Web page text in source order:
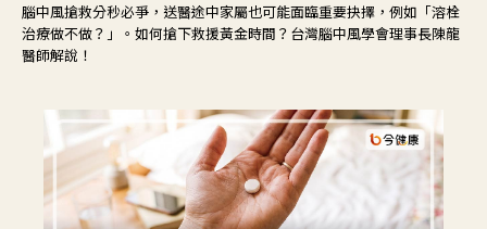
腦中風搶救分秒必爭，送醫途中家屬也可能面臨重要抉擇，例如「溶栓
治療做不做？」。如何搶下救援黃金時間？台灣腦中風學會理事長陳龍
醫師解說！